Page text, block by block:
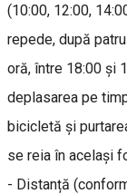
(10:00, 12:00,
repede, după
oră, între 18:00 și
deplasarea pe
bicicletă și
se reia în același
- Distanță